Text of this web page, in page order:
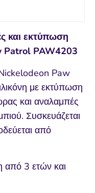
και εκτύπωση
Patrol PAW4203
Paw
με εκτύπωση
και αναλαμπές
Συσκευάζεται
από
από 3 ετών και